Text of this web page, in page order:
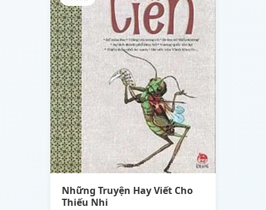
Những Truyện Hay Viết Cho
Thiếu Nhi